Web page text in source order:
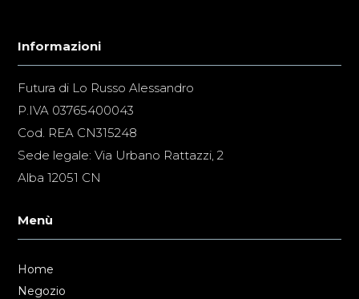
Informazioni
Futura di Lo Russo Alessandro
P.IVA 03765400043
Cod. REA CN315248
Sede legale: Via Urbano Rattazzi, 2
Alba 12051 CN
Menù
Home
Negozio